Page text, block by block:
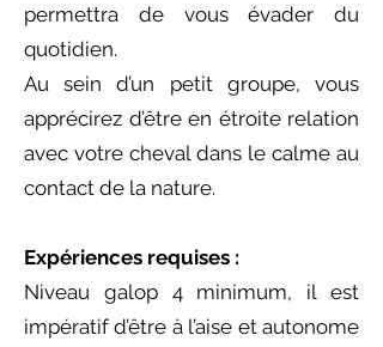
permettra de vous évader du
quotidien.
Au sein d’un petit groupe, vous
apprécirez d’être en étroite relation
avec votre cheval dans le calme au
contact de la nature.
Expériences requises :
Niveau galop 4 minimum, il est
impératif d’être à l’aise et autonome